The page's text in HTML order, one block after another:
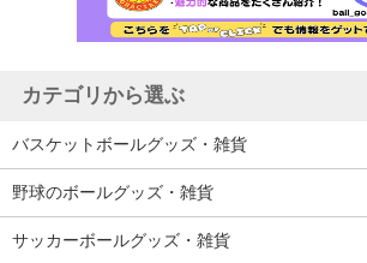
カテゴリから選ぶ
バスケットボールグッズ・雑貨
野球のボールグッズ・雑貨
サッカーボールグッズ・雑貨